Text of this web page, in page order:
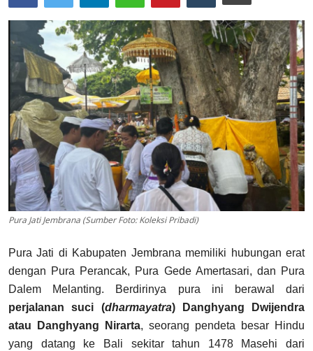
Indonesia
Pura Jati Jembrana (Sumber Foto: Koleksi Pribadi)
Pura Jati di Kabupaten Jembrana memiliki hubungan erat
dengan Pura Perancak, Pura Gede Amertasari, dan Pura
Dalem Melanting. Berdirinya pura ini berawal dari
perjalanan suci (dharmayatra) Danghyang Dwijendra
atau Danghyang Nirarta, seorang pendeta besar Hindu
yang datang ke Bali sekitar tahun 1478 Masehi dari